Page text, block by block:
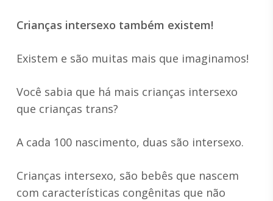
Crianças intersexo também existem!
Existem e são muitas mais que imaginamos!
Você sabia que há mais crianças intersexo
que crianças trans?
A cada 100 nascimento, duas são intersexo.
Crianças intersexo, são bebês que nascem
com características congênitas que não